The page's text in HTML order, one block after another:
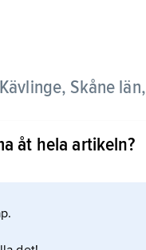
Kävlinge, Skåne län,
Vid tidpunkten för
åt hela artikeln?